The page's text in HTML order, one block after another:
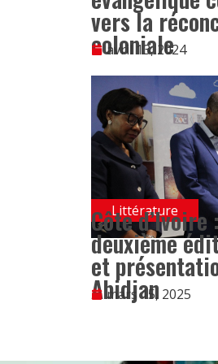
vers la
coloniale
avril 13, 2024
Littérature
Côte
deuxième
et
Abidjan
mars 15, 2025